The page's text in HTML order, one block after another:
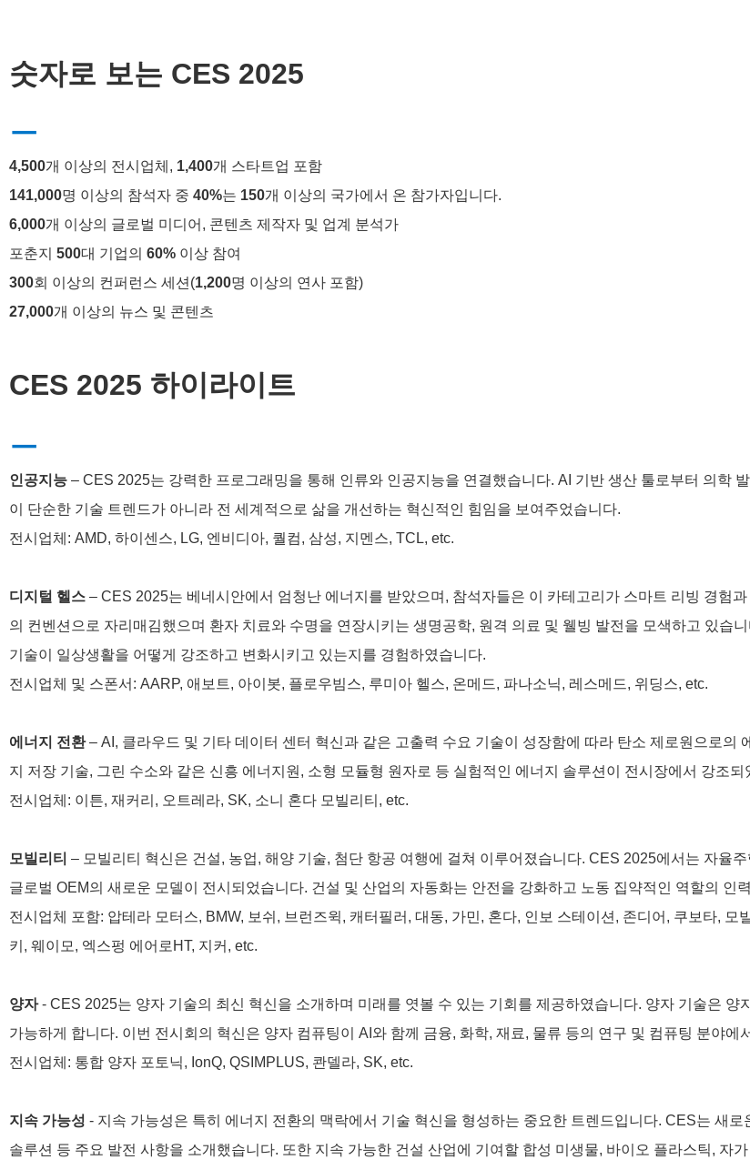
숫자로 보는 CES 2025
ㅡ
4,500개 이상의 전시업체, 1,400개 스타트업 포함
141,000명 이상의 참석자 중 40%는 150개 이상의 국가에서 온 참가자입니다.
6,000개 이상의 글로벌 미디어, 콘텐츠 제작자 및 업계 분석가
포춘지 500대 기업의 60% 이상 참여
300회 이상의 컨퍼런스 세션(1,200명 이상의 연사 포함)
27,000개 이상의 뉴스 및 콘텐츠
CES 2025 하이라이트
ㅡ
인공지능 – CES 2025는 강력한 프로그래밍을 통해 인류와 인공지능을 연결했습니다. AI 기반 생산 툴로부터 의학
이 단순한 기술 트렌드가 아니라 전 세계적으로 삶을 개선하는 혁신적인 힘임을 보여주었습니다.
전시업체: AMD, 하이센스, LG, 엔비디아, 퀄컴, 삼성, 지멘스, TCL, etc.
디지털 헬스 – CES 2025는 베네시안에서 엄청난 에너지를 받았으며, 참석자들은 이 카테고리가 스마트 리빙 경험
의 컨벤션으로 자리매김했으며 환자 치료와 수명을 연장시키는 생명공학, 원격 의료 및 웰빙 발전을 모색하고 있습니
기술이 일상생활을 어떻게 강조하고 변화시키고 있는지를 경험하였습니다.
전시업체 및 스폰서: AARP, 애보트, 아이봇, 플로우빔스, 루미아 헬스, 온메드, 파나소닉, 레스메드, 위딩스, etc.
에너지 전환– AI, 클라우드 및 기타 데이터 센터 혁신과 같은 고출력 수요 기술이 성장함에 따라 탄소 제로원으로의
지 저장 기술, 그린 수소와 같은 신흥 에너지원, 소형 모듈형 원자로 등 실험적인 에너지 솔루션이 전시장에서 강조되
전시업체: 이튼, 재커리, 오트레라, SK, 소니 혼다 모빌리티, etc.
모빌리티 – 모빌리티 혁신은 건설, 농업, 해양 기술, 첨단 항공 여행에 걸쳐 이루어졌습니다. CES 2025에서는 자율
글로벌 OEM의 새로운 모델이 전시되었습니다. 건설 및 산업의 자동화는 안전을 강화하고 노동 집약적인 역할의 인
전시업체 포함: 압테라 모터스, BMW, 보쉬, 브런즈윅, 캐터필러, 대동, 가민, 혼다, 인보 스테이션, 존디어, 쿠보타,
키, 웨이모, 엑스펑 에어로HT, 지커, etc.
양자- CES 2025는 양자 기술의 최신 혁신을 소개하며 미래를 엿볼 수 있는 기회를 제공하였습니다. 양자 기술은
가능하게 합니다. 이번 전시회의 혁신은 양자 컴퓨팅이 AI와 함께 금융, 화학, 재료, 물류 등의 연구 및 컴퓨팅 분야
전시업체: 통합 양자 포토닉, IonQ, QSIMPLUS, 콴델라, SK, etc.
지속 가능성 - 지속 가능성은 특히 에너지 전환의 맥락에서 기술 혁신을 형성하는 중요한 트렌드입니다. CES는 새
솔루션 등 주요 발전 사항을 소개했습니다. 또한 지속 가능한 건설 산업에 기여할 합성 미생물, 바이오 플라스틱, 자